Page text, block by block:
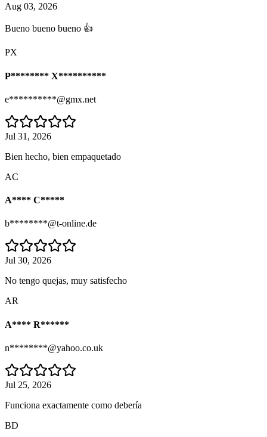
Aug 03, 2026
Bueno bueno bueno 👍
PX
P******** X**********
e**********@gmx.net
Jul 31, 2026
Bien hecho, bien empaquetado
AC
A**** C*****
b********@t-online.de
Jul 30, 2026
No tengo quejas, muy satisfecho
AR
A**** R******
n********@yahoo.co.uk
Jul 25, 2026
Funciona exactamente como debería
BD